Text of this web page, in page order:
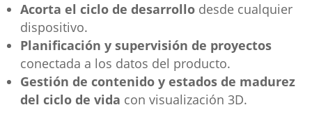
Acorta el ciclo de desarrollo desde cualquier
dispositivo.
Planificación y supervisión de proyectos
conectada a los datos del producto.
Gestión de contenido y estados de madurez
del ciclo de vida con visualización 3D.